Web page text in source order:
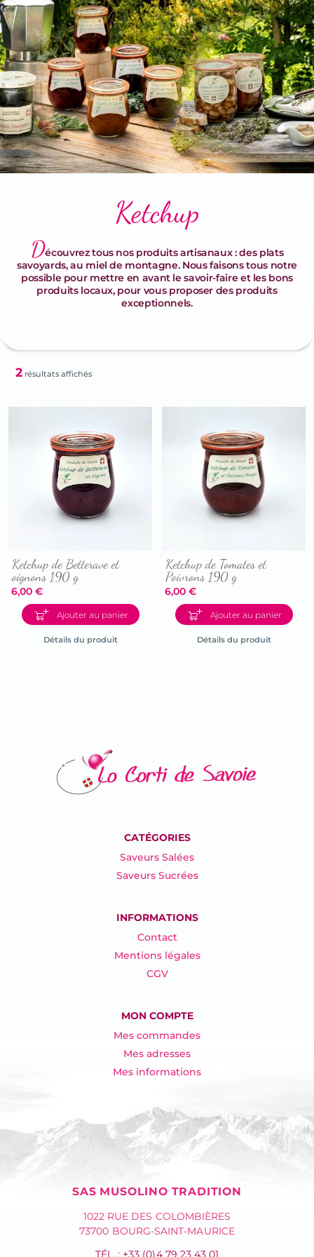
Ketchup
Découvrez tous nos produits artisanaux : des plats
savoyards, au miel de montagne. Nous faisons tous notre
possible pour mettre en avant le savoir-faire et les bons
produits locaux, pour vous proposer des produits
exceptionnels.
2 résultats affichés
Ketchup de Betterave et
oignons 190 g
6,00 €
Accéder
Ajouter au panier
Détails du produit
Ketchup de Tomates et
Poivrons 190 g
6,00 €
Accéder
Ajouter au panier
Détails du produit
CATÉGORIES
Saveurs Salées
Saveurs Sucrées
INFORMATIONS
Contact
Mentions légales
CGV
MON COMPTE
Mes commandes
Mes adresses
Mes informations
SAS MUSOLINO TRADITION
1022 RUE DES COLOMBIÈRES
73700 BOURG-SAINT-MAURICE
TÉL. : +33 (0)4 79 23 43 01